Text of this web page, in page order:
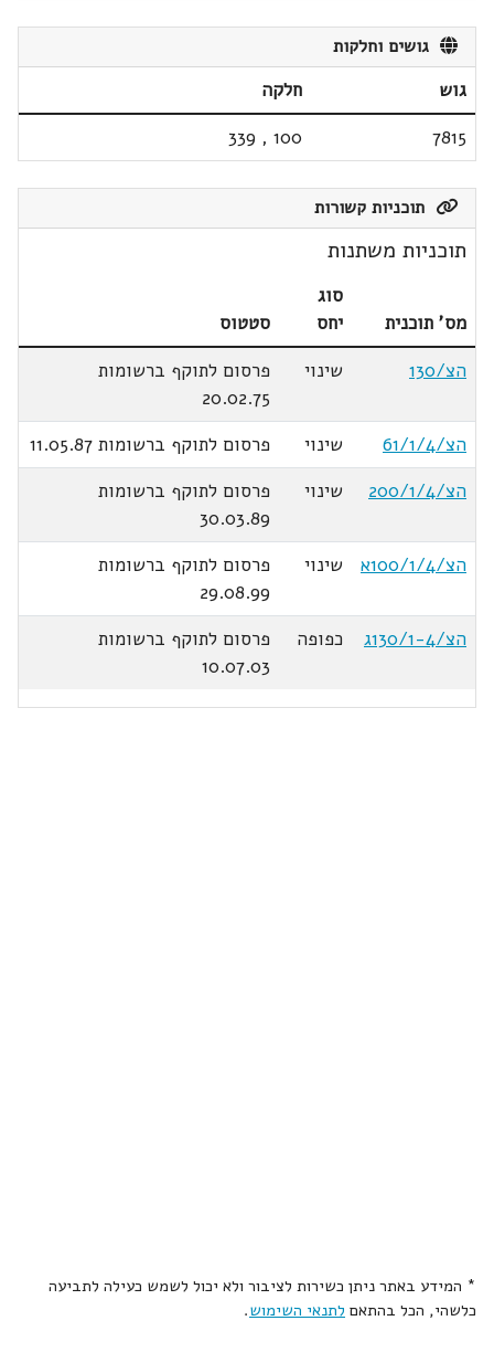
גושים וחלקות
גוש
חלקה
7815
100
,
339
תוכניות קשורות
תוכניות משתנות
מס' תוכנית
סוג
יחס
סטטוס
הצ/130
שינוי
פרסום לתוקף ברשומות
20.02.75
הצ/61/1/4
שינוי
פרסום לתוקף ברשומות 11.05.87
הצ/200/1/4
שינוי
פרסום לתוקף ברשומות
30.03.89
הצ/100/1/4א
שינוי
פרסום לתוקף ברשומות
29.08.99
הצ/130/1-4ג
כפופה
פרסום לתוקף ברשומות
10.07.03
* המידע באתר ניתן כשירות לציבור ולא יכול לשמש כעילה לתביעה
כלשהי, הכל בהתאם לתנאי השימוש.